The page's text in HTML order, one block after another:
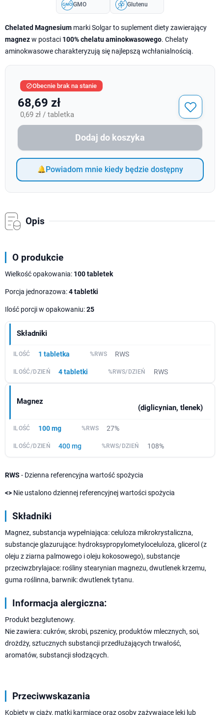
GMO Glutenu
Chelated Magnesium marki Solgar to suplement diety zawierający
magnezw postaci 100% chelatu aminokwasowego. Chelaty
aminokwasowe charakteryzują się najlepszą wchłanialnością.
Obecnie brak na stanie
68,69 zł
0,69 zł / tabletka
Dodaj do koszyka
Powiadom mnie kiedy będzie dostępny
Opis
O produkcie
Wielkość opakowania: 100 tabletek
Porcja jednorazowa:4 tabletki
Ilość porcji w opakowaniu:25
Składniki
1 tabletka RWS
4 tabletki RWS
Magnez
(diglicynian, tlenek)
100 mg 27%
400 mg 108%
RWS - Dzienna referencyjna wartość spożycia
<> Nie ustalono dziennej referencyjnej wartości spożycia
Składniki
Magnez, substancja wypełniająca: celuloza mikrokrystaliczna,
substancje glazurujące: hydroksypropylometyloceluloza, glicerol (z
oleju z ziarna palmowego i oleju kokosowego), substancje
przeciwzbrylajace: rośliny stearynian magnezu, dwutlenek krzemu,
guma roślinna, barwnik: dwutlenek tytanu.
Informacja alergiczna:
Produkt bezglutenowy.
Nie zawiera: cukrów, skrobi, pszenicy, produktów mlecznych, soi,
drożdży, sztucznych substancji przedłużających trwałość,
aromatów, substancji słodzących.
Przeciwwskazania
Kobiety w ciąży, matki karmiące oraz osoby zażywające leki lub